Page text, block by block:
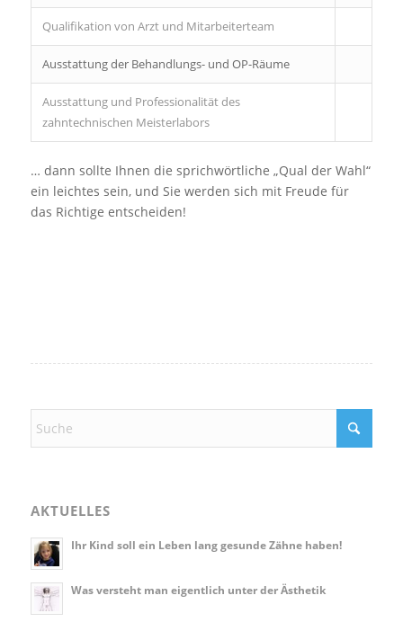
Qualifikation von Arzt und Mitarbeiterteam
Ausstattung der Behandlungs- und OP-Räume
Ausstattung und Professionalität des
zahntechnischen Meisterlabors
… dann sollte Ihnen die sprichwörtliche „Qual der Wahl“
ein leichtes sein, und Sie werden sich mit Freude für
das Richtige entscheiden!
AKTUELLES
Ihr Kind soll ein Leben lang gesunde Zähne haben!
Was versteht man eigentlich unter der Ästhetik